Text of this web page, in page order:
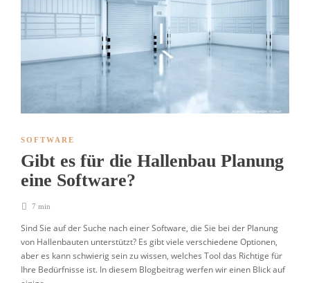
SOFTWARE
Gibt es für die Hallenbau Planung
eine Software?
7 min
Sind Sie auf der Suche nach einer Software, die Sie bei der Planung
von Hallenbauten unterstützt? Es gibt viele verschiedene Optionen,
aber es kann schwierig sein zu wissen, welches Tool das Richtige für
Ihre Bedürfnisse ist. In diesem Blogbeitrag werfen wir einen Blick auf